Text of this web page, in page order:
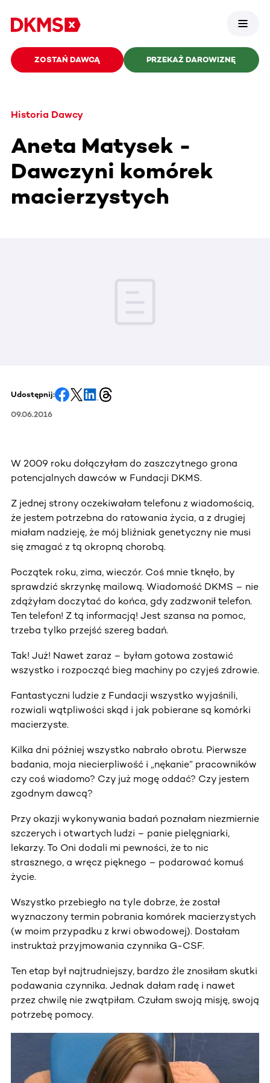
ZOSTAŃ DAWCĄ PRZEKAŻ DAROWIZNĘ
Historia Dawcy
Aneta Matysek -
Dawczyni komórek
macierzystych
Udostępnij:
09.06.2016
W 2009 roku dołączyłam do zaszczytnego grona
potencjalnych dawców w Fundacji DKMS.
Z jednej strony oczekiwałam telefonu z wiadomością,
że jestem potrzebna do ratowania życia, a z drugiej
miałam nadzieję, że mój bliźniak genetyczny nie musi
się zmagać z tą okropną chorobą.
Początek roku, zima, wieczór. Coś mnie tknęło, by
sprawdzić skrzynkę mailową. Wiadomość DKMS – nie
zdążyłam doczytać do końca, gdy zadzwonił telefon.
Ten telefon! Z tą informacją! Jest szansa na pomoc,
trzeba tylko przejść szereg badań.
Tak! Już! Nawet zaraz – byłam gotowa zostawić
wszystko i rozpocząć bieg machiny po czyjeś zdrowie.
Fantastyczni ludzie z Fundacji wszystko wyjaśnili,
rozwiali wątpliwości skąd i jak pobierane są komórki
macierzyste.
Kilka dni później wszystko nabrało obrotu. Pierwsze
badania, moja niecierpliwość i „nękanie” pracowników
czy coś wiadomo? Czy już mogę oddać? Czy jestem
zgodnym dawcą?
Przy okazji wykonywania badań poznałam niezmiernie
szczerych i otwartych ludzi – panie pielęgniarki,
lekarzy. To Oni dodali mi pewności, że to nic
strasznego, a wręcz pięknego – podarować komuś
życie.
Wszystko przebiegło na tyle dobrze, że został
wyznaczony termin pobrania komórek macierzystych
(w moim przypadku z krwi obwodowej). Dostałam
instruktaż przyjmowania czynnika G-CSF.
Ten etap był najtrudniejszy, bardzo źle znosiłam skutki
podawania czynnika. Jednak dałam radę i nawet
przez chwilę nie zwątpiłam. Czułam swoją misję, swoją
potrzebę pomocy.